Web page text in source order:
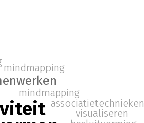
mindmapping
mindmapping
associatietechnieken
visualiseren